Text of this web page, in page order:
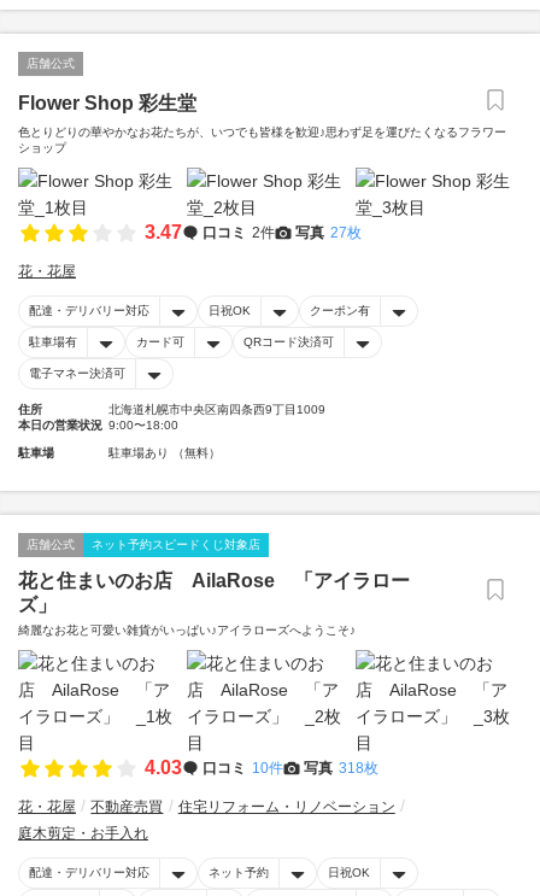
店舗公式
Flower Shop 彩生堂
色とりどりの華やかなお花たちが、いつでも皆様を歓迎♪思わず足を運びたくなるフラワー
ショップ
3.47 口コミ 2件 写真 27枚
花・花屋
配達・デリバリー対応 日祝OK クーポン有
駐車場有 カード可 QRコード決済可
電子マネー決済可
住所
北海道札幌市中央区南四条西9丁目1009
本日の営業状況 9:00〜18:00
駐車場 駐車場あり （無料）
店舗公式 ネット予約スピードくじ対象店
花と住まいのお店 AilaRose 「アイラロー
ズ」
綺麗なお花と可愛い雑貨がいっぱい♪アイラローズへようこそ♪
4.03 口コミ 10件 写真 318枚
花・花屋 不動産売買
住宅リフォーム・リノベーション
庭木剪定・お手入れ
配達・デリバリー対応 ネット予約 日祝OK